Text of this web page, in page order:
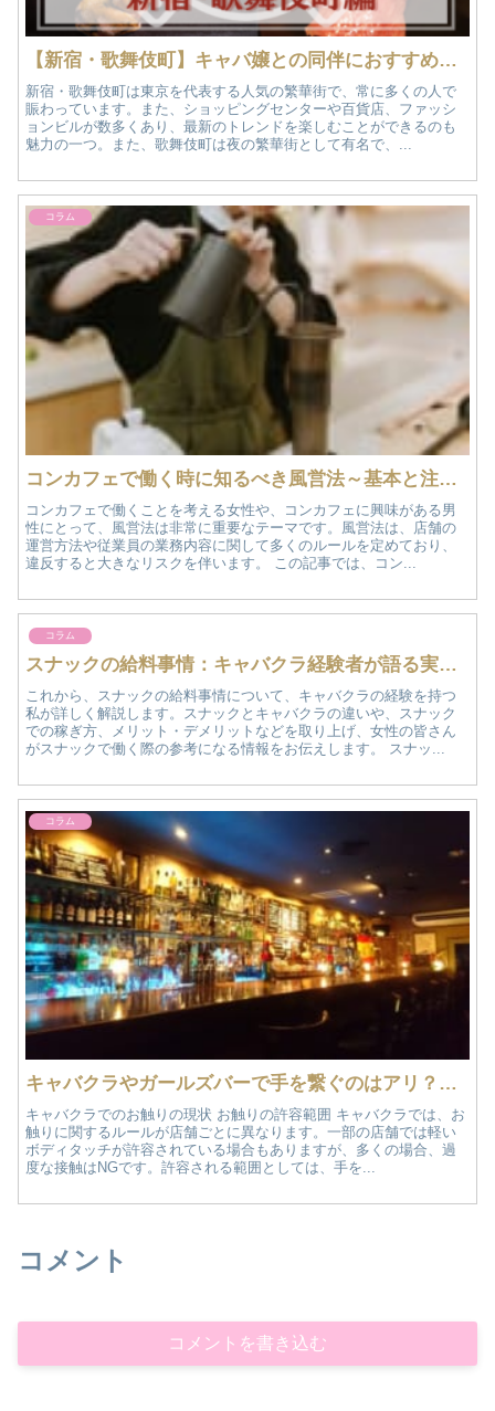
【新宿・歌舞伎町】キャバ嬢との同伴におすすめの飲食店まとめ｜おすすめ夜遊び情報
新宿・歌舞伎町は東京を代表する人気の繁華街で、常に多くの人で
賑わっています。また、ショッピングセンターや百貨店、ファッシ
ョンビルが数多くあり、最新のトレンドを楽しむことができるのも
魅力の一つ。また、歌舞伎町は夜の繁華街として有名で、...
コラム
コンカフェで働く時に知るべき風営法～基本と注意点～
コンカフェで働くことを考える女性や、コンカフェに興味がある男
性にとって、風営法は非常に重要なテーマです。風営法は、店舗の
運営方法や従業員の業務内容に関して多くのルールを定めており、
違反すると大きなリスクを伴います。 この記事では、コン...
コラム
スナックの給料事情：キャバクラ経験者が語る実態と比較！
これから、スナックの給料事情について、キャバクラの経験を持つ
私が詳しく解説します。スナックとキャバクラの違いや、スナック
での稼ぎ方、メリット・デメリットなどを取り上げ、女性の皆さん
がスナックで働く際の参考になる情報をお伝えします。 スナッ...
コラム
キャバクラやガールズバーで手を繋ぐのはアリ？におけるお触り対策完全ガイド
キャバクラでのお触りの現状 お触りの許容範囲 キャバクラでは、お
触りに関するルールが店舗ごとに異なります。一部の店舗では軽い
ボディタッチが許容されている場合もありますが、多くの場合、過
度な接触はNGです。許容される範囲としては、手を...
コメント
コメントを書き込む